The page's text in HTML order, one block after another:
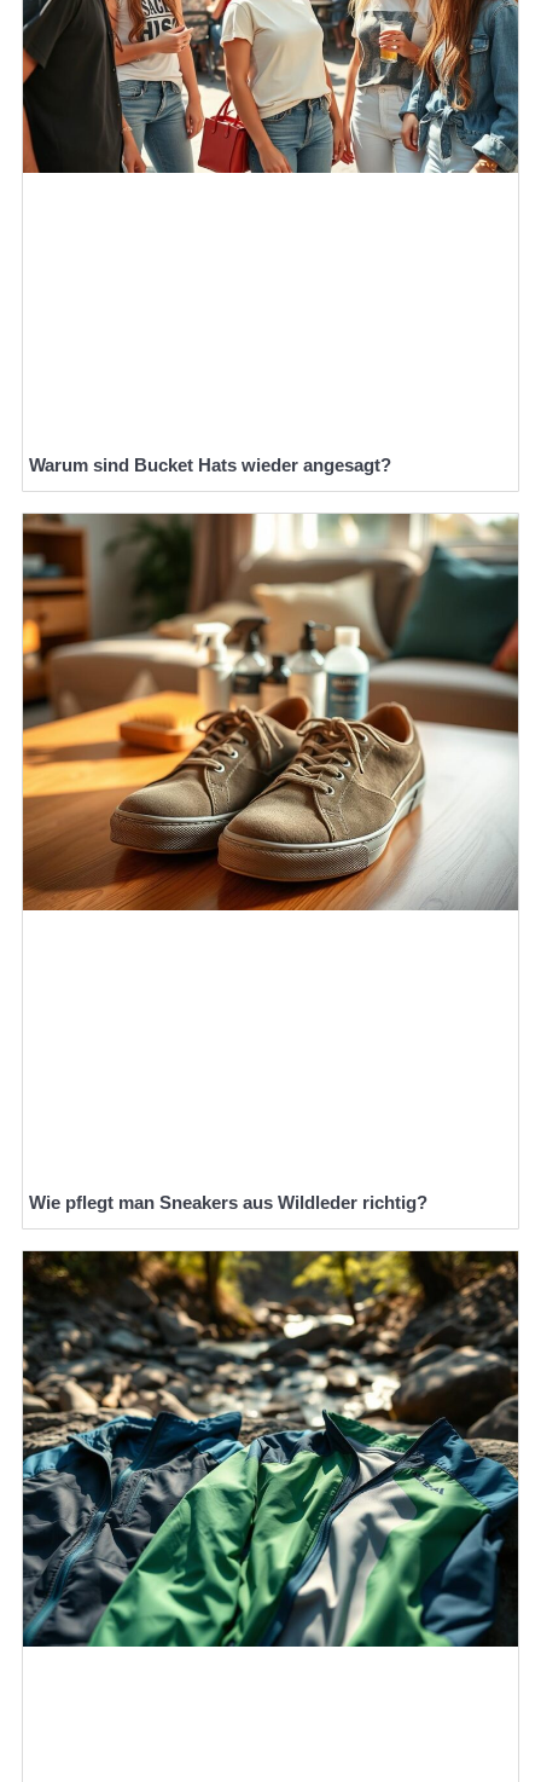
Warum sind Bucket Hats wieder angesagt?
Wie pflegt man Sneakers aus Wildleder richtig?